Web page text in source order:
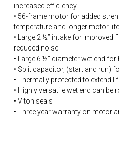
increased efficiency
• 56-frame motor for added
temperature and longer motor life
• Large 2 ½” intake for improved
reduced noise
• Large 6 ½” diameter wet end
• Split capacitor, (start and run)
• Thermally protected to extend
• Highly versatile wet end can be
• Viton seals
• Three year warranty on motor